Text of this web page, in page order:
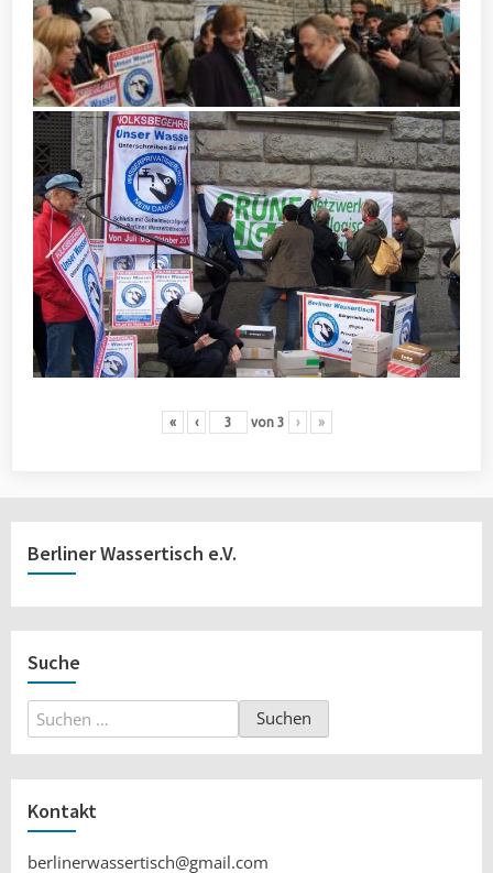
« ‹ von 3 › »
Berliner Wassertisch e.V.
Suche
Suchen
nach:
Kontakt
berlinerwassertisch@gmail.com